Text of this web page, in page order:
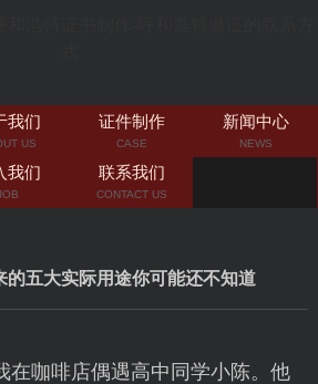
我们
US
证件制作
CASE
新闻中心
NEWS
我们 联系我们
CONTACT US
的五大实际用途你可能还不知道
在咖啡店偶遇高中同学小陈。他